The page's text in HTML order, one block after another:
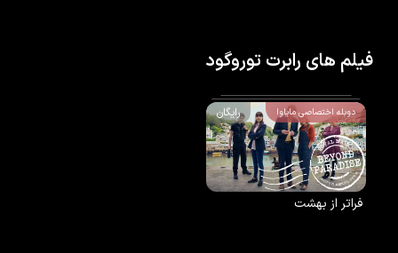
فیلم های رابرت توروگود
دوبله اختصاصی مایاوا رایگان
فراتر از بهشت